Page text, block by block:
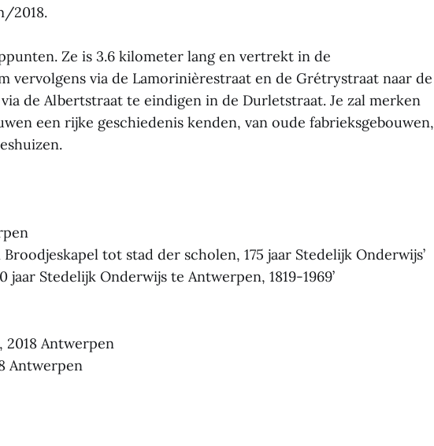
2018.
Ze is 3.6 kilometer lang en vertrekt in de
vervolgens via de Lamorinièrestraat en de Grétrystraat naar de
de Albertstraat te eindigen in de Durletstraat. Je zal merken
een rijke geschiedenis kenden, van oude fabrieksgebouwen,
Broodjeskapel tot stad der scholen, 175 jaar Stedelijk Onderwijs’
jaar Stedelijk Onderwijs te Antwerpen, 1819-1969’
2018 Antwerpen
Antwerpen